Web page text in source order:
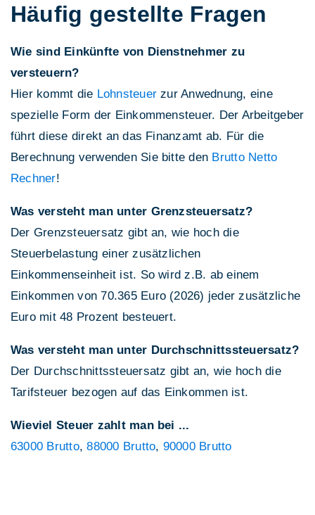
Häufig gestellte Fragen
Wie sind Einkünfte von Dienstnehmer zu
versteuern?
Hier kommt die Lohnsteuer zur Anwednung, eine
spezielle Form der Einkommensteuer. Der Arbeitgeber
führt diese direkt an das Finanzamt ab. Für die
Berechnung verwenden Sie bitte den Brutto Netto
Rechner!
Was versteht man unter Grenzsteuersatz?
Der Grenzsteuersatz gibt an, wie hoch die
Steuerbelastung einer zusätzlichen
Einkommenseinheit ist. So wird z.B. ab einem
Einkommen von 70.365 Euro (2026) jeder zusätzliche
Euro mit 48 Prozent besteuert.
Was versteht man unter Durchschnittssteuersatz?
Der Durchschnittssteuersatz gibt an, wie hoch die
Tarifsteuer bezogen auf das Einkommen ist.
Wieviel Steuer zahlt man bei ...
63000 Brutto,88000 Brutto, 90000 Brutto